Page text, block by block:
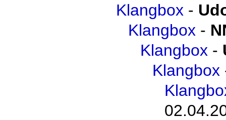
Klangbox -
Klangbox -
Klangbox -
Klangbox